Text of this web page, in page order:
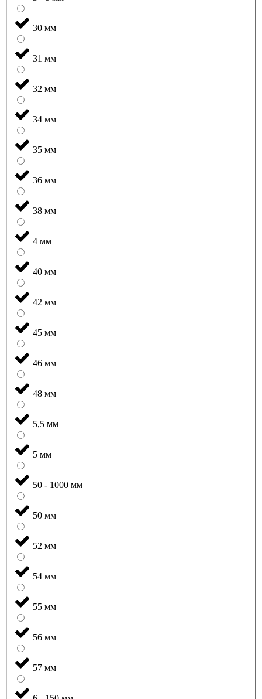
30 мм
31 мм
32 мм
34 мм
35 мм
36 мм
38 мм
4 мм
40 мм
42 мм
45 мм
46 мм
48 мм
5,5 мм
5 мм
50 - 1000 мм
50 мм
52 мм
54 мм
55 мм
56 мм
57 мм